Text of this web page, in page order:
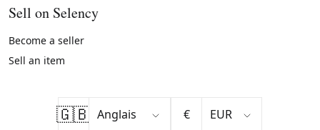
Sell on Selency
Become a seller
Sell an item
🇬🇧 €